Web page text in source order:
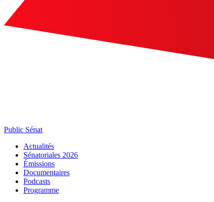
Public Sénat
Actualités
Sénatoriales 2026
Émissions
Documentaires
Podcasts
Programme